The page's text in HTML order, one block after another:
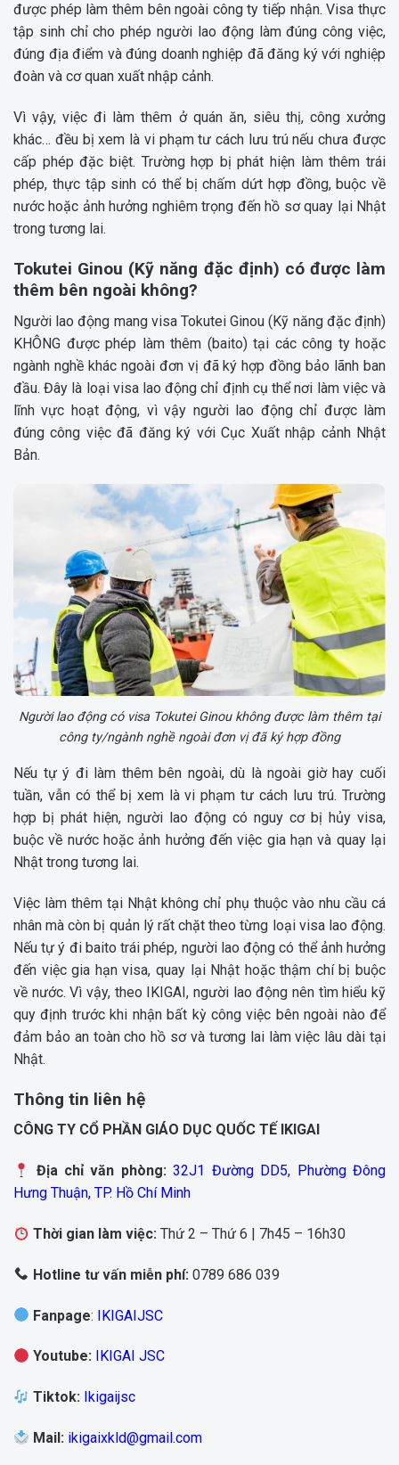
được phép làm thêm bên ngoài công ty tiếp nhận. Visa thực
tập sinh chỉ cho phép người lao động làm đúng công việc,
đúng địa điểm và đúng doanh nghiệp đã đăng ký với nghiệp
đoàn và cơ quan xuất nhập cảnh.
Vì vậy, việc đi làm thêm ở quán ăn, siêu thị, công xưởng
khác… đều bị xem là vi phạm tư cách lưu trú nếu chưa được
cấp phép đặc biệt. Trường hợp bị phát hiện làm thêm trái
phép, thực tập sinh có thể bị chấm dứt hợp đồng, buộc về
nước hoặc ảnh hưởng nghiêm trọng đến hồ sơ quay lại Nhật
trong tương lai.
Tokutei Ginou (Kỹ năng đặc định) có được làm
thêm bên ngoài không?
Người lao động mang visa Tokutei Ginou (Kỹ năng đặc định)
KHÔNG được phép làm thêm (baito) tại các công ty hoặc
ngành nghề khác ngoài đơn vị đã ký hợp đồng bảo lãnh ban
đầu. Đây là loại visa lao động chỉ định cụ thể nơi làm việc và
lĩnh vực hoạt động, vì vậy người lao động chỉ được làm
đúng công việc đã đăng ký với Cục Xuất nhập cảnh Nhật
Bản.
Người lao động có visa Tokutei Ginou không được làm thêm tại
công ty/ngành nghề ngoài đơn vị đã ký hợp đồng
Nếu tự ý đi làm thêm bên ngoài, dù là ngoài giờ hay cuối
tuần, vẫn có thể bị xem là vi phạm tư cách lưu trú. Trường
hợp bị phát hiện, người lao động có nguy cơ bị hủy visa,
buộc về nước hoặc ảnh hưởng đến việc gia hạn và quay lại
Nhật trong tương lai.
Việc làm thêm tại Nhật không chỉ phụ thuộc vào nhu cầu cá
nhân mà còn bị quản lý rất chặt theo từng loại visa lao động.
Nếu tự ý đi baito trái phép, người lao động có thể ảnh hưởng
đến việc gia hạn visa, quay lại Nhật hoặc thậm chí bị buộc
về nước. Vì vậy, theo IKIGAI, người lao động nên tìm hiểu kỹ
quy định trước khi nhận bất kỳ công việc bên ngoài nào để
đảm bảo an toàn cho hồ sơ và tương lai làm việc lâu dài tại
Nhật.
Thông tin liên hệ
CÔNG TY CỔ PHẦN GIÁO DỤC QUỐC TẾ IKIGAI
Địa chỉ văn phòng:32J1 Đường DD5, Phường Đông
Hưng Thuận, TP. Hồ Chí Minh
Thời gian làm việc:Thứ 2 – Thứ 6 | 7h45 – 16h30
Hotline tư vấn miễn phí:0789 686 039
Fanpage: IKIGAIJSC
Youtube: IKIGAI JSC
Tiktok: Ikigaijsc
Mail: ikigaixkld@gmail.com